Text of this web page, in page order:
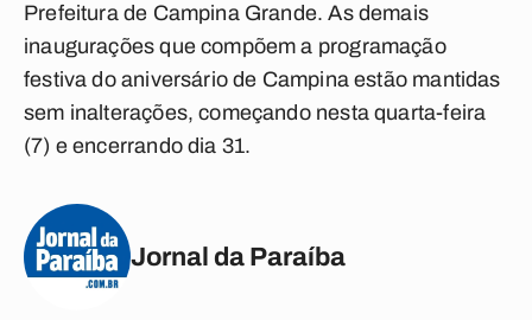
Prefeitura de Campina Grande. As demais
inaugurações que compõem a programação
festiva do aniversário de Campina estão mantidas
sem inalterações, começando nesta quarta-feira
(7) e encerrando dia 31.
Jornal da Paraíba